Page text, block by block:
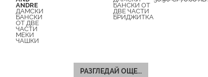
ANDRE
ДАМСКИ
БАНСКИ
ОТ ДВЕ
ЧАСТИ
МЕКИ
ЧАШКИ
БАНСКИ ОТ
ДВЕ ЧАСТИ
БРИДЖИТКА
РАЗГЛЕДАЙ ОЩЕ...